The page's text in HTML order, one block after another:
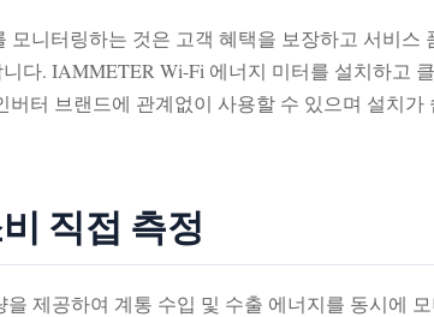
니터링하는 것은 고객 혜택을 보장하고 서비스
다. IAMMETER Wi-Fi 에너지 미터를 설치하고
터 브랜드에 관계없이 사용할 수 있으며 설치
직접 측정
을 제공하여 계통 수입 및 수출 에너지를 동시에